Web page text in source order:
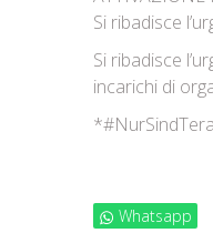
Si ribadisce
Si ribadisce
incarichi di
Whatsapp